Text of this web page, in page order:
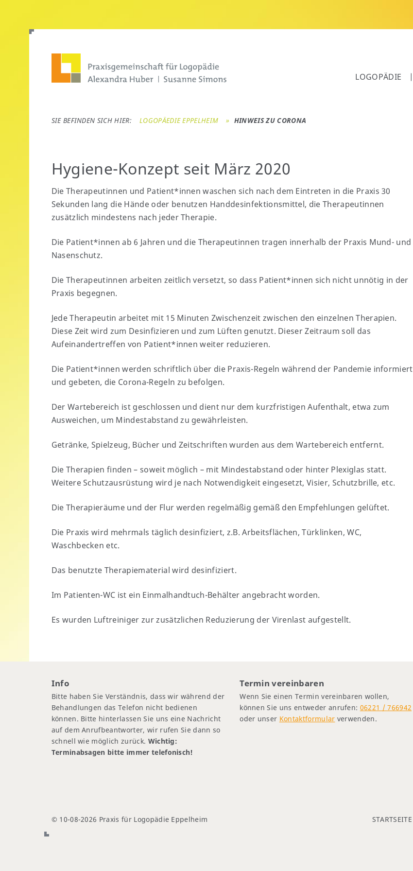
LOGOPÄDIE
LOGOPÄEDIE EPPELHEIM HINWEIS ZU CORONA
Hygiene-Konzept seit März 2020
Die Therapeutinnen und Patient*innen waschen sich nach dem Eintreten in die Praxis 30
Sekunden lang die Hände oder benutzen Handdesinfektionsmittel, die Therapeutinnen
zusätzlich mindestens nach jeder Therapie.
Die Patient*innen ab 6 Jahren und die Therapeutinnen tragen innerhalb der Praxis Mund- und
Nasenschutz.
Die Therapeutinnen arbeiten zeitlich versetzt, so dass Patient*innen sich nicht unnötig in der
Praxis begegnen.
Jede Therapeutin arbeitet mit 15 Minuten Zwischenzeit zwischen den einzelnen Therapien.
Diese Zeit wird zum Desinfizieren und zum Lüften genutzt. Dieser Zeitraum soll das
Aufeinandertreffen von Patient*innen weiter reduzieren.
Die Patient*innen werden schriftlich über die Praxis-Regeln während der Pandemie informiert
und gebeten, die Corona-Regeln zu befolgen.
Der Wartebereich ist geschlossen und dient nur dem kurzfristigen Aufenthalt, etwa zum
Ausweichen, um Mindestabstand zu gewährleisten.
Getränke, Spielzeug, Bücher und Zeitschriften wurden aus dem Wartebereich entfernt.
Die Therapien finden – soweit möglich – mit Mindestabstand oder hinter Plexiglas statt.
Weitere Schutzausrüstung wird je nach Notwendigkeit eingesetzt, Visier, Schutzbrille, etc.
Die Therapieräume und der Flur werden regelmäßig gemäß den Empfehlungen gelüftet.
Die Praxis wird mehrmals täglich desinfiziert, z.B. Arbeitsflächen, Türklinken, WC,
Waschbecken etc.
Das benutzte Therapiematerial wird desinfiziert.
Im Patienten-WC ist ein Einmalhandtuch-Behälter angebracht worden.
Es wurden Luftreiniger zur zusätzlichen Reduzierung der Virenlast aufgestellt.
Info
Bitte haben Sie Verständnis, dass wir während der
Behandlungen das Telefon nicht bedienen
können. Bitte hinterlassen Sie uns eine Nachricht
auf dem Anrufbeantworter, wir rufen Sie dann so
schnell wie möglich zurück. Wichtig:
Terminabsagen bitte immer telefonisch!
Termin vereinbaren
Wenn Sie einen Termin vereinbaren wollen,
können Sie uns entweder anrufen: 06221 / 766942
oder unser Kontaktformular verwenden.
© 10-08-2026 Praxis für Logopädie Eppelheim STARTSEITE